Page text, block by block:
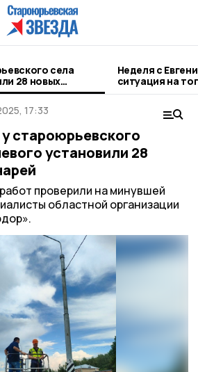
села
28 новых
Неделя с
ситуация на
городе и
17:33
староюрьевского
установили 28
проверили на минувшей
областной организации